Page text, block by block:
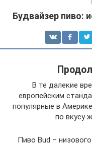
Будвайзер пиво:
В те далекие
европейским
популярные в
по вкусу
Пиво Bud –